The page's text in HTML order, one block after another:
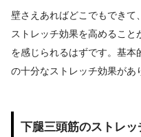
壁さえあればどこでもできて
ストレッチ効果を高めるこ
を感じられるはずです。基
の十分なストレッチ効果があ
下腿三頭筋のストレ